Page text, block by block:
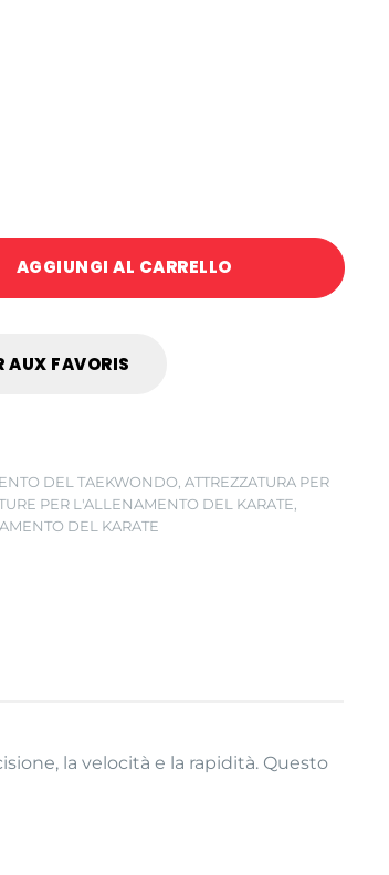
AGGIUNGI AL CARRELLO
AUX FAVORIS
DEL TAEKWONDO ,ATTREZZATURA PER
PER L'ALLENAMENTO DEL KARATE
DEL KARATE
la velocità e la rapidità. Questo